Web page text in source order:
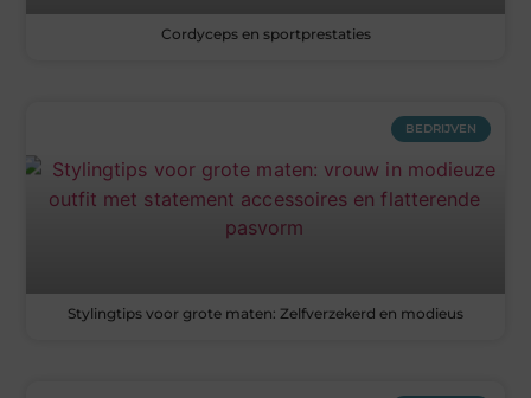
Cordyceps en sportprestaties
BEDRIJVEN
Stylingtips voor grote maten: Zelfverzekerd en modieus